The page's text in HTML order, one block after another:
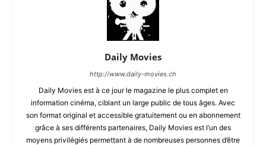
Daily Movies
http://www.daily-movies.ch
Daily Movies est à ce jour le magazine le plus complet en
information cinéma, ciblant un large public de tous âges. Avec
son format original et accessible gratuitement ou en abonnement
grâce à ses différents partenaires, Daily Movies est l’un des
moyens privilégiés permettant à de nombreuses personnes d’être